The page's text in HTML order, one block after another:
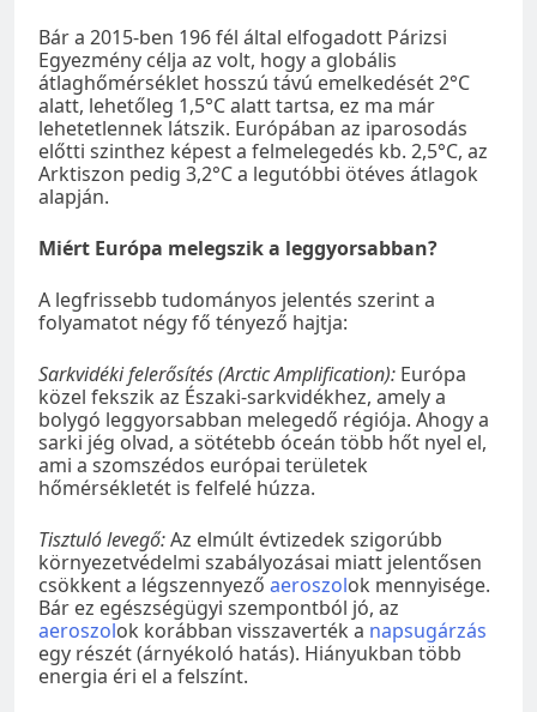
Bár a 2015-ben 196 fél által elfogadott Párizsi
Egyezmény célja az volt, hogy a globális
átlaghőmérséklet hosszú távú emelkedését 2°C
alatt, lehetőleg 1,5°C alatt tartsa, ez ma már
lehetetlennek látszik. Európában az iparosodás
előtti szinthez képest a felmelegedés kb. 2,5°C, az
Arktiszon pedig 3,2°C a legutóbbi ötéves átlagok
alapján.
Miért Európa melegszik a leggyorsabban?
A legfrissebb tudományos jelentés szerint a
folyamatot négy fő tényező hajtja:
Sarkvidéki felerősítés (Arctic Amplification): Európa
közel fekszik az Északi-sarkvidékhez, amely a
bolygó leggyorsabban melegedő régiója. Ahogy a
sarki jég olvad, a sötétebb óceán több hőt nyel el,
ami a szomszédos európai területek
hőmérsékletét is felfelé húzza.
Tisztuló levegő:Az elmúlt évtizedek szigorúbb
környezetvédelmi szabályozásai miatt jelentősen
csökkent a légszennyező aeroszolok mennyisége.
Bár ez egészségügyi szempontból jó, az
aeroszolok korábban visszaverték a napsugárzás
egy részét (árnyékoló hatás). Hiányukban több
energia éri el a felszínt.